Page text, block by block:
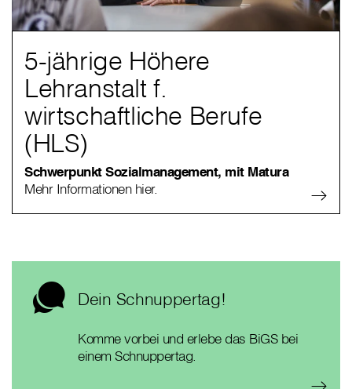
5-jährige Höhere
Lehranstalt f.
wirtschaftliche Berufe
(HLS)
Schwerpunkt Sozialmanagement, mit Matura
Mehr Informationen hier.
Dein Schnuppertag!
Komme vorbei und erlebe das BiGS bei
einem Schnuppertag.